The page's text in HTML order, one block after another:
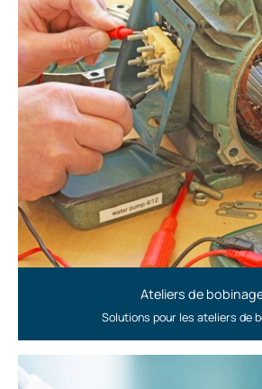
Ateliers de
Solutions pour les ateliers de